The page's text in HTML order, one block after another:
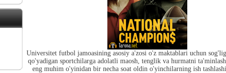
Universitet futbol jamoasining asosiy a'zosi o'z maktablari uchun
qo'yadigan sportchilarga adolatli maosh, tenglik va hurmatni
eng muhim o'yinidan bir necha soat oldin o'yinchilarning ish